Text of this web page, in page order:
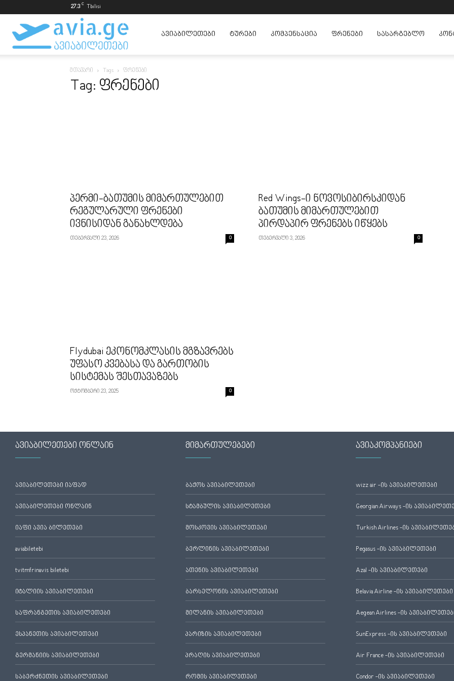
27.3 C Tbilisi
ავიაბილეთები
ყველაზე
ᲐᲕᲘᲐᲑᲘᲚᲔᲗᲔᲑᲘ ᲢᲣᲠᲔᲑᲘ ᲙᲝᲛᲞᲔᲜᲡᲐᲪᲘᲐ ᲤᲠᲔᲜᲔᲑᲘ ᲡᲐᲡᲐᲠᲒᲔᲑᲚᲝ
მთავარი Tags ფრენები
Tag: ფრენები
პერმი-ბათუმის მიმართულებით
რეგულარული ფრენები
ივნისიდან განახლდება
თებერვალი 23, 2026 0
Red Wings-ი ნოვოსიბირსკიდან
ბათუმის მიმართულებით
პირდაპირ ფრენებს იწყებს
თებერვალი 3, 2026 0
Flydubai ეკონომკლასის მგზავრებს
უფასო კვებასა და გართობის
სისტემას შესთავაზებს
ოქტომბერი 23, 2025 0
ავიაბილეთები ონლაინ
ავიაბილეთები იაფად
ავიაბილეთები ონლაინ
იაფი ავია ბილეთები
aviabiletebi
tvitmfrinavis biletebi
იტალიის ავიაბილეთები
საფრანგეთის ავიაბილეთები
ესპანეთის ავიაბილეთები
გერმანიის ავიაბილეთები
საბერძნეთის ავიაბილეთები
მიმართულებები
ბაქოს ავიაბილეთები
სტამბულის ავიაბილეთები
მოსკოვის ავიაბილეთები
ბერლინის ავიაბილეთები
ათენის ავიაბილეთები
ბარსელონის ავიაბილეთები
მილანის ავიაბილეთები
პარიზის ავიაბილეთები
პრაღის ავიაბილეთები
რომის ავიაბილეთები
ავიაკომპანიები
wizz air -ის ავიაბილეთები
Georgian Airways -ის
Turkish Airlines -ის
Pegasus -ის ავიაბილეთები
Azal -ის ავიაბილეთები
Belavia Airline -ის ავიაბილეთები
Aegean Airlines -ის
SunExpress -ის ავიაბილეთები
Air France -ის ავიაბილეთები
Condor -ის ავიაბილეთები